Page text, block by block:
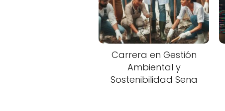
Carrera en Gestión
Ambiental y
Sostenibilidad Sena